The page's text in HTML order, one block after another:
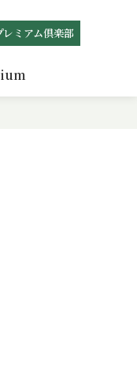
レミアム倶楽部